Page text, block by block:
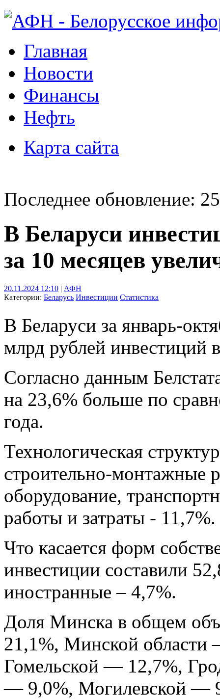
Главная
Новости
Финансы
Нефть
Карта сайта
Последнее обновление:
В Беларуси
за 10 месяцев
20.11.2024 12:10 | АФН
Категории: Беларусь Инвестиции Статистика
В Беларуси за январь-
млрд рублей инвестиций
Согласно данным
на 23,6% больше по
года.
Технологическая
строительно-
оборудование,
работы и затраты - 11,7%.
Что касается форм
инвестиции составили
иностранные – 4,7%.
Доля Минска в общем
21,1%, Минской области
Гомельской — 12,7%,
— 9,0%, Могилевской —